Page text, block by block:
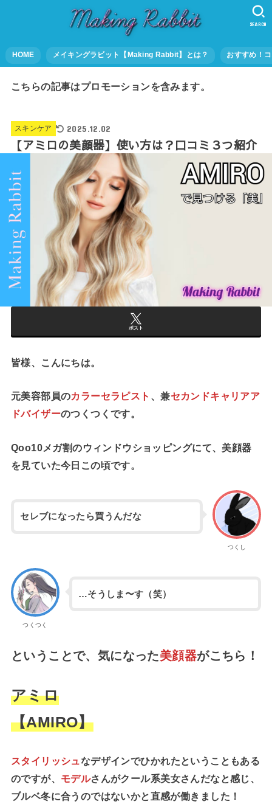
HOME メイキングラビット【Making Rabbit】とは？ おすすめ！
SEARCH
こちらの記事はプロモーションを含みます。
スキンケア 2025.12.02
【アミロの美顔器】使い方は？口コミ３つ紹介
ポスト
皆様、こんにちは。
元美容部員のカラーセラピスト 、兼セカンドキャリアア
ドバイザーのつくつくです。
Qoo10メガ割のウィンドウショッピングにて、美顔器
を見ていた今日この頃です。
つくし
セレブになったら買うんだな
つくつく
…そうしま〜す（笑）
ということで、気になった美顔器がこちら！
アミロ
【AMIRO】
スタイリッシュなデザインでひかれたということもある
のですが、 モデルさんがクール系美女さんだなと感じ、
ブルベ冬に合うのではないかと直感が働きました！